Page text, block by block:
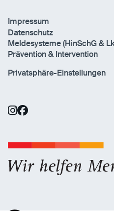
Impressum
Datenschutz
Meldesysteme (HinSchG &
Prävention & Intervention
Privatsphäre-Einstellungen